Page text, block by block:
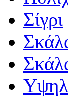
Σίγρι